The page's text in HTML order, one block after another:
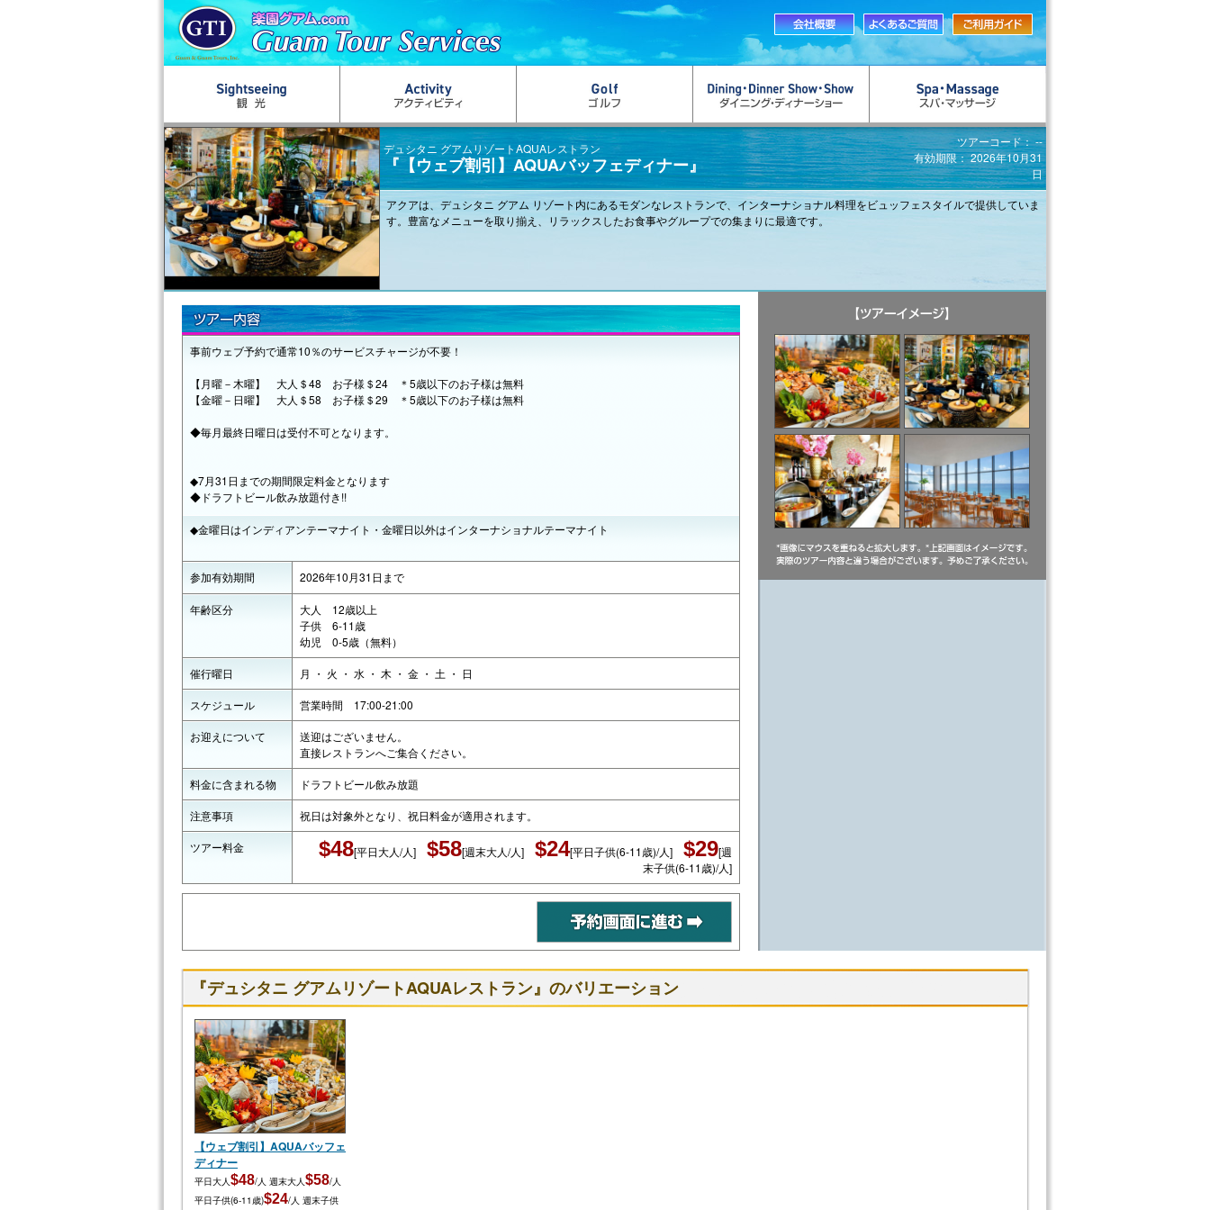
デュシタニ グアムリゾートAQUAレストラン
『【ウェブ割引】AQUAバッフェディナー』
ツアーコード： --
有効期限： 2026年10月31
日
アクアは、デュシタニ グアム リゾート内にあるモダンなレストランで、インターナショナル料理をビュッフェスタイルで提供していま
す。豊富なメニューを取り揃え、リラックスしたお食事やグループでの集まりに最適です。
事前ウェブ予約で通常10％のサービスチャージが不要！
【月曜－木曜】 大人＄48 お子様＄24 ＊5歳以下のお子様は無料
【金曜－日曜】 大人＄58 お子様＄29 ＊5歳以下のお子様は無料
◆毎月最終日曜日は受付不可となります。
◆7月31日までの期間限定料金となります
◆ドラフトビール飲み放題付き!!
◆金曜日はインディアンテーマナイト・金曜日以外はインターナショナルテーマナイト
参加有効期間 2026年10月31日まで
年齢区分
大人 12歳以上
子供 6-11歳
幼児 0-5歳（無料）
催行曜日 月 ・ 火 ・ 水 ・ 木 ・ 金 ・ 土 ・ 日
スケジュール 営業時間 17:00-21:00
お迎えについて
送迎はございません。
直接レストランへご集合ください。
料金に含まれる物 ドラフトビール飲み放題
注意事項 祝日は対象外となり、祝日料金が適用されます。
ツアー料金 $48[平日大人/人] $58[週末大人/人] $24[平日子供(6-11歳)/人] $29[週
末子供(6-11歳)/人]
『デュシタニ グアムリゾートAQUAレストラン』のバリエーション
【ウェブ割引】AQUAバッフェ
ディナー
平日大人$48/人 週末大人$58/人
平日子供(6-11歳)$24/人 週末子供